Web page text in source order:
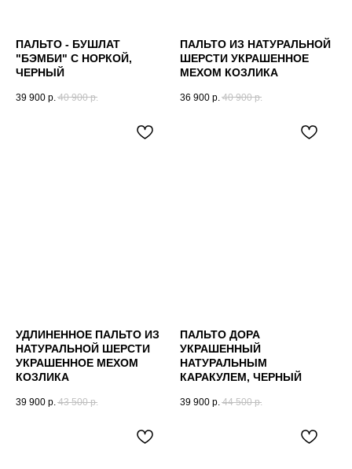
ПАЛЬТО - БУШЛАТ
"БЭМБИ" С НОРКОЙ,
ЧЕРНЫЙ
39 900 р. 40 900 р.
ПАЛЬТО ИЗ НАТУРАЛЬНОЙ
ШЕРСТИ УКРАШЕННОЕ
МЕХОМ КОЗЛИКА
36 900 р. 40 900 р.
УДЛИНЕННОЕ ПАЛЬТО ИЗ
НАТУРАЛЬНОЙ ШЕРСТИ
УКРАШЕННОЕ МЕХОМ
КОЗЛИКА
39 900 р. 43 500 р.
ПАЛЬТО ДОРА
УКРАШЕННЫЙ
НАТУРАЛЬНЫМ
КАРАКУЛЕМ, ЧЕРНЫЙ
39 900 р. 44 500 р.